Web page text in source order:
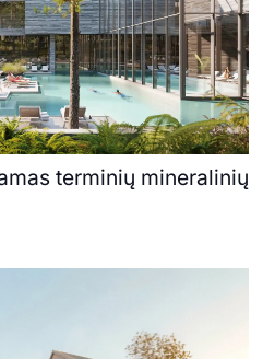
terminių mineralinių